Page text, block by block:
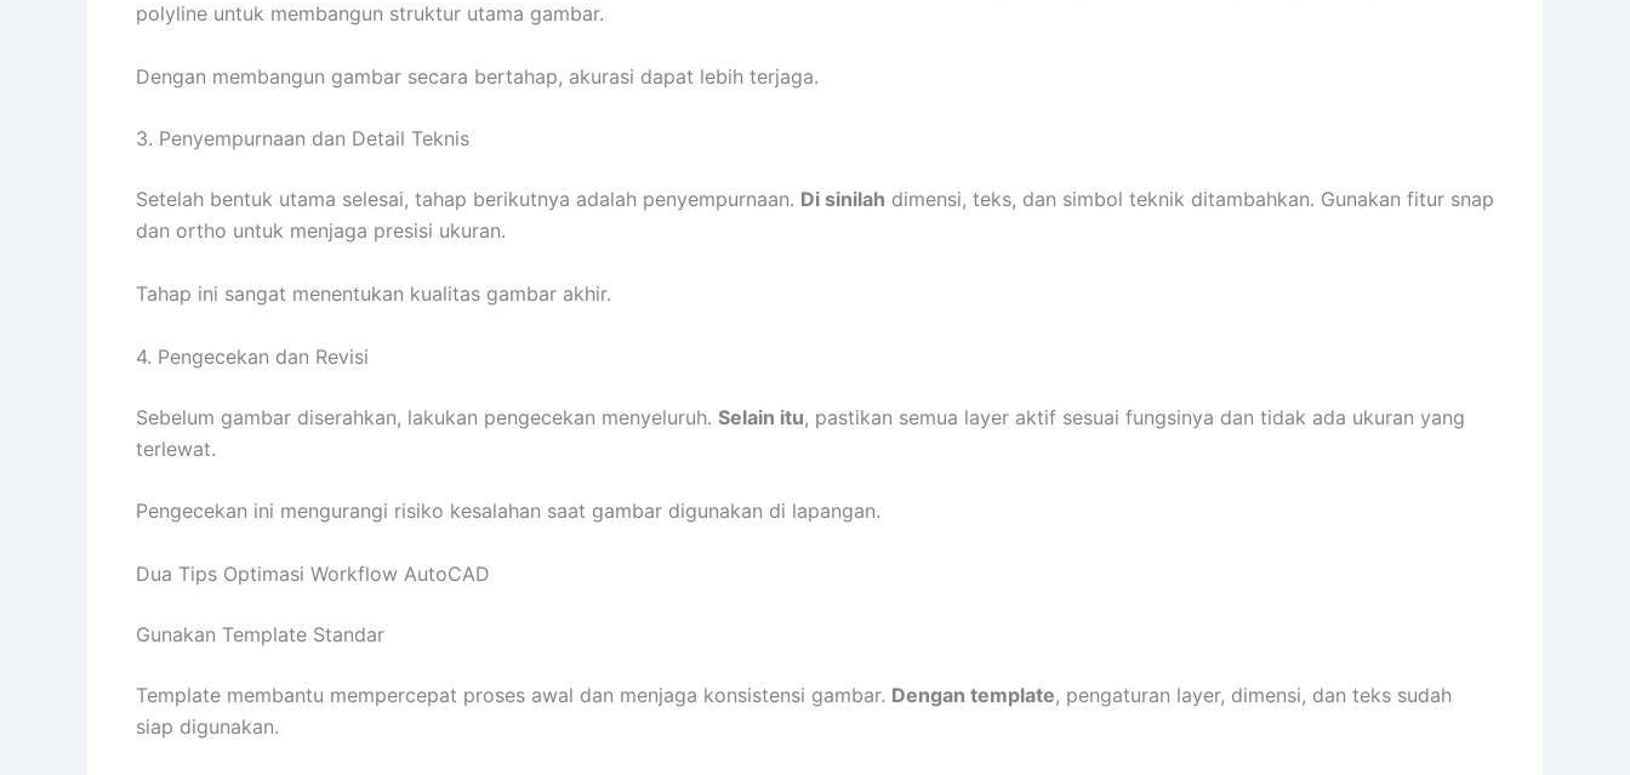
polyline untuk membangun struktur utama gambar.
Dengan membangun gambar secara bertahap, akurasi dapat lebih terjaga.
3. Penyempurnaan dan Detail Teknis
Setelah bentuk utama selesai, tahap berikutnya adalah penyempurnaan. Di sinilah dimensi, teks, dan simbol teknik ditambahkan. Gunakan fitur snap
dan ortho untuk menjaga presisi ukuran.
Tahap ini sangat menentukan kualitas gambar akhir.
4. Pengecekan dan Revisi
Sebelum gambar diserahkan, lakukan pengecekan menyeluruh. Selain itu, pastikan semua layer aktif sesuai fungsinya dan tidak ada ukuran yang
terlewat.
Pengecekan ini mengurangi risiko kesalahan saat gambar digunakan di lapangan.
Dua Tips Optimasi Workflow AutoCAD
Gunakan Template Standar
Template membantu mempercepat proses awal dan menjaga konsistensi gambar. Dengan template, pengaturan layer, dimensi, dan teks sudah
siap digunakan.